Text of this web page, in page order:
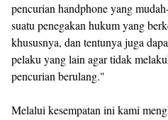
pencurian handphone yang
suatu penegakan hukum yang
khususnya, dan tentunya juga
pelaku yang lain agar tidak
pencurian berulang."
Melalui kesempatan ini kami